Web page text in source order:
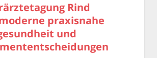
Rind
praxisnahe
und